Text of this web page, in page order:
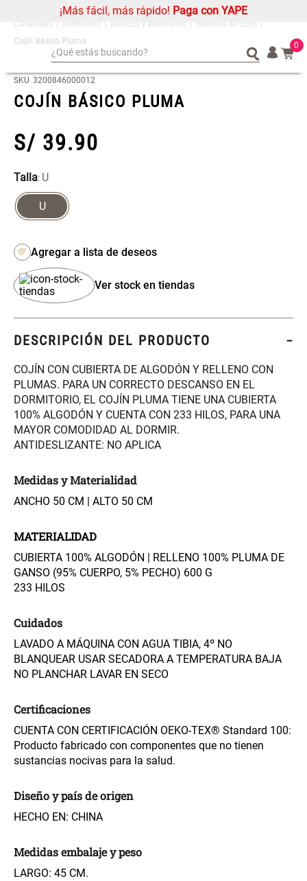
¡Más fácil, más rápido! Paga con YAPE
¿Qué estás buscando? 0
¿Qué estás buscando?
Dormitorio Blancos y esenciales
Rellenos de cojín
Cojín Básico Pluma
SKU 3200846000012
COJÍN BÁSICO PLUMA
S/ 39.90
Talla: U
U
Ver stock en tiendas
DESCRIPCIÓN DEL PRODUCTO
COJÍN CON CUBIERTA DE ALGODÓN Y RELLENO CON
PLUMAS. PARA UN CORRECTO DESCANSO EN EL
DORMITORIO, EL COJÍN PLUMA TIENE UNA CUBIERTA
100% ALGODÓN Y CUENTA CON 233 HILOS, PARA UNA
MAYOR COMODIDAD AL DORMIR.
ANTIDESLIZANTE: NO APLICA
Medidas y Materialidad
ANCHO 50 CM | ALTO 50 CM
MATERIALIDAD
CUBIERTA 100% ALGODÓN | RELLENO 100% PLUMA DE
GANSO (95% CUERPO, 5% PECHO) 600 G
233 HILOS
Cuidados
LAVADO A MÁQUINA CON AGUA TIBIA, 4º NO
BLANQUEAR USAR SECADORA A TEMPERATURA BAJA
NO PLANCHAR LAVAR EN SECO
Certificaciones
CUENTA CON CERTIFICACIÓN OEKO-TEX® Standard 100:
Producto fabricado con componentes que no tienen
sustancias nocivas para la salud.
Diseño y país de origen
HECHO EN: CHINA
Medidas embalaje y peso
LARGO: 45 CM.
Mueble MDF y Madera Bambú
Inodoro con Puerta 65x28x171
cm
Hilos
S/ 169.00 S/ 124.00
Canasto Ropa Bambú Redondo
con Forro
S/ 69.90
Bandejas con Puerta 23 x 23 x
x 33 x 80 cm
S/ 254.90 S/ 74.90
S/ 269.00 S/ 69.90S/ 55.90
S/ 63.90 S/ 63.90S/ 44.70
S/ 99.90S/ 39.90
Escalera Plegable Metal 3
Peldaños 71x41x106 cm
Organizador
Cojin
Niños
Mantel
Sabanas
Cortinas
Individuales
Organizador
Cojin
Niños
Mantel
Sabanas
Cortinas
Individuales